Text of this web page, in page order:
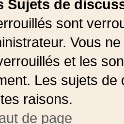
Sujets de
sont
Vous
et les
Les sujets
raisons.
de page